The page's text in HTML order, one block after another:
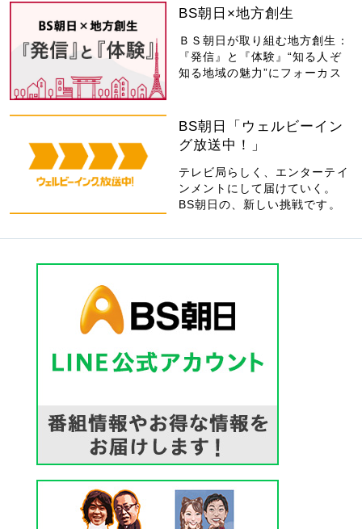
BS朝日×地方創生
ＢＳ朝日が取り組む地方創生：
『発信』と『体験』“知る人ぞ
知る地域の魅力”にフォーカス
BS朝日「ウェルビーイン
グ放送中！」
テレビ局らしく、エンターテイ
ンメントにして届けていく。
BS朝日の、新しい挑戦です。